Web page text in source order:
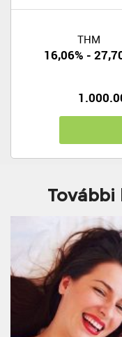
THM
16,06% -
További